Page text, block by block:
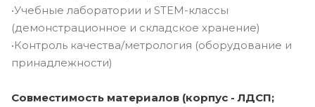
•Учебные лаборатории и STEM-классы
(демонстрационное и складское хранение)
•Контроль качества/метрология (оборудование и
принадлежности)
Совместимость материалов (корпус - ЛДСП;